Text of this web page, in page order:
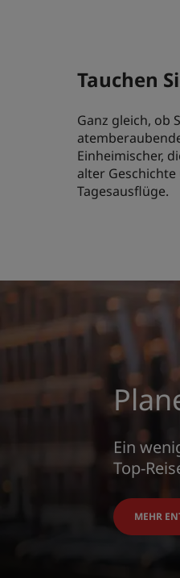
Tauchen
Ganz gleich, ob
Einheimischer,
alter
Tagesausflüge.
Ein
Top-
MEHR